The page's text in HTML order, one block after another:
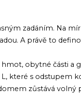
zadáním. Na
A právě to
obytné části a
které s odstupem
zůstává